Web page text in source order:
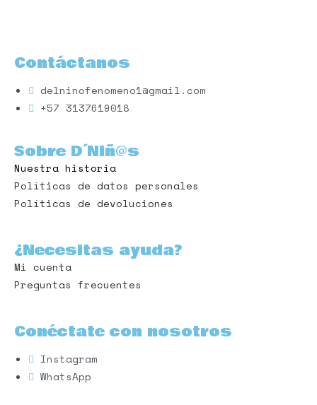
Contáctanos
delninofenomeno1@gmail.com
+57 3137619018
Sobre D´Niñ@s
Nuestra historia
Políticas de datos personales
Políticas de devoluciones
¿Necesitas ayuda?
Mi cuenta
Preguntas frecuentes
Conéctate con nosotros
Instagram
WhatsApp